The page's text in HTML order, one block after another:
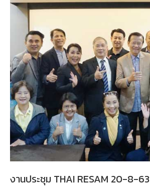
งานประชุม THAI RESAM 20-8-63